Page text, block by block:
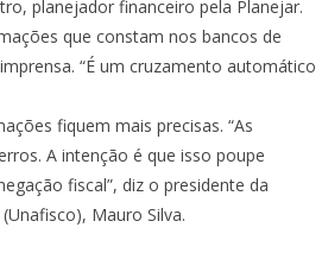
planejador financeiro pela Planejar.
que constam nos bancos de
“É um cruzamento automático
fiquem mais precisas. “As
A intenção é que isso poupe
fiscal”, diz o presidente da
Mauro Silva.